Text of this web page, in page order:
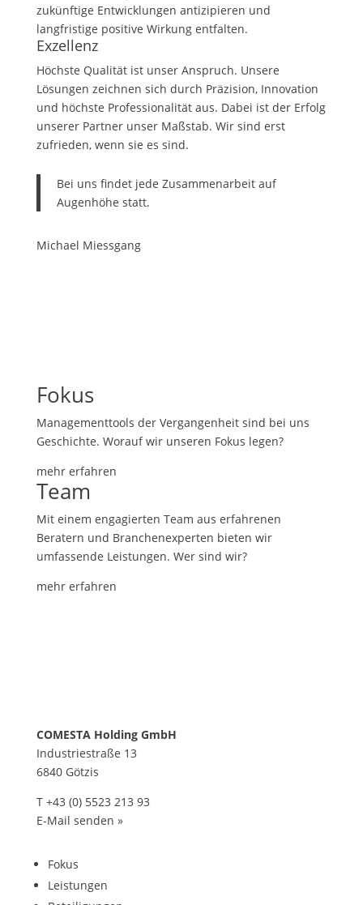
zukünftige Entwicklungen antizipieren und
langfristige positive Wirkung entfalten.
Exzellenz
Höchste Qualität ist unser Anspruch. Unsere
Lösungen zeichnen sich durch Präzision, Innovation
und höchste Professionalität aus. Dabei ist der Erfolg
unserer Partner unser Maßstab. Wir sind erst
zufrieden, wenn sie es sind.
Bei uns findet jede Zusammenarbeit auf
Augenhöhe statt.
Michael Miessgang
Fokus
Managementtools der Vergangenheit sind bei uns
Geschichte. Worauf wir unseren Fokus legen?
mehr erfahren
Team
Mit einem engagierten Team aus erfahrenen
Beratern und Branchenexperten bieten wir
umfassende Leistungen. Wer sind wir?
mehr erfahren
COMESTA Holding GmbH
Industriestraße 13
6840 Götzis
T +43 (0) 5523 213 93
E-Mail senden »
Fokus
Leistungen